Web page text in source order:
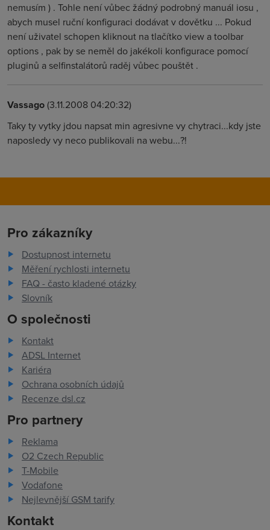
nemusím ) . Tohle není vůbec žádný podrobný manuál iosu ,
abych musel ruční konfiguraci dodávat v dovětku ... Pokud
není uživatel schopen kliknout na tlačítko view a toolbar
options , pak by se neměl do jakékoli konfigurace pomocí
pluginů a selfinstalátorů raděj vůbec pouštět .
Vassago(3.11.2008 04:20:32)
Taky ty vytky jdou napsat min agresivne vy chytraci...kdy jste
naposledy vy neco publikovali na webu...?!
Pro zákazníky
Dostupnost internetu
Měření rychlosti internetu
FAQ - často kladené otázky
Slovník
O společnosti
Kontakt
ADSL Internet
Kariéra
Ochrana osobních údajů
Recenze dsl.cz
Pro partnery
Reklama
O2 Czech Republic
T-Mobile
Vodafone
Nejlevnější GSM tarify
Kontakt